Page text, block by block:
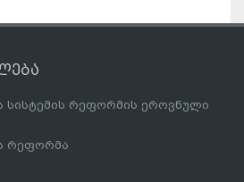
სისტემის რეფორმის ეროვნული
რეფორმა